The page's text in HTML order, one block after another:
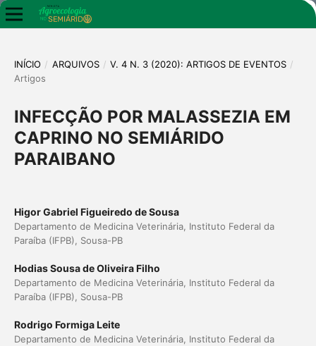
INÍCIO / ARQUIVOS / V. 4 N. 3 (2020): ARTIGOS DE EVENTOS /
Artigos
INFECÇÃO POR MALASSEZIA EM
CAPRINO NO SEMIÁRIDO
PARAIBANO
Higor Gabriel Figueiredo de Sousa
Departamento de Medicina Veterinária, Instituto Federal da
Paraíba (IFPB), Sousa-PB
Hodias Sousa de Oliveira Filho
Departamento de Medicina Veterinária, Instituto Federal da
Paraíba (IFPB), Sousa-PB
Rodrigo Formiga Leite
Departamento de Medicina Veterinária, Instituto Federal da